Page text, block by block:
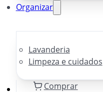
Organizar
Lavanderia
Limpeza e cuidados
Comprar